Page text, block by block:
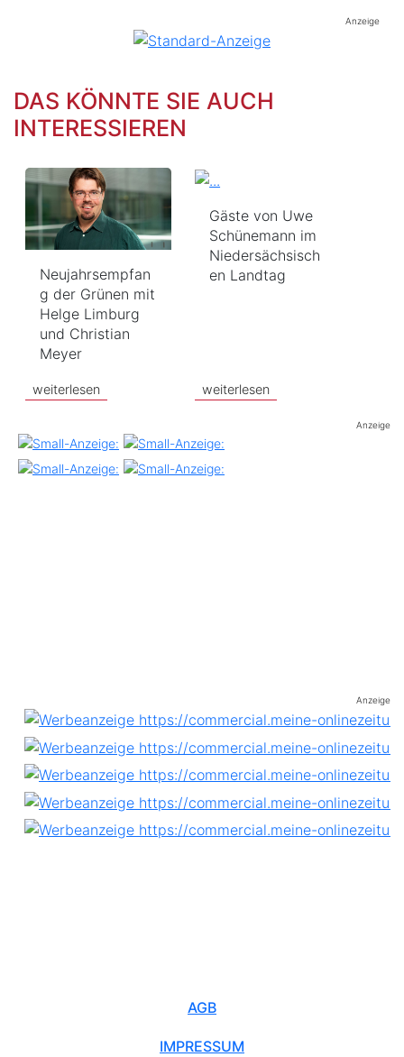
Anzeige
DAS KÖNNTE SIE AUCH
INTERESSIEREN
Neujahrsempfan
g der Grünen mit
Helge Limburg
und Christian
Meyer
weiterlesen
Gäste von Uwe
Schünemann im
Niedersächsisch
en Landtag
weiterlesen
Anzeige
Anzeige
AGB
IMPRESSUM